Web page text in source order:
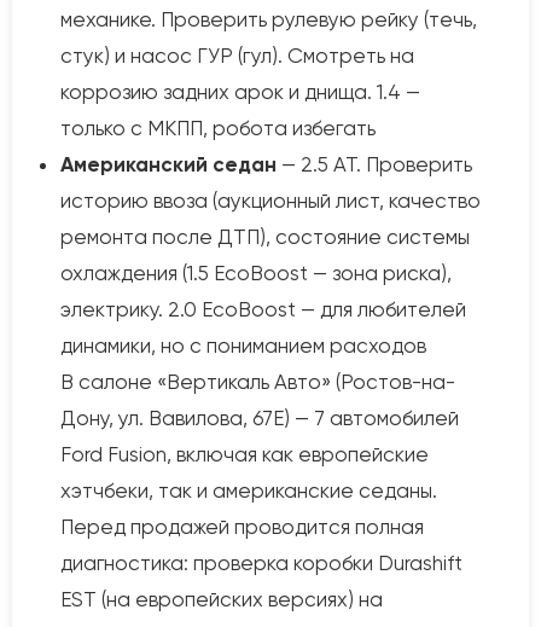
механике. Проверить рулевую рейку (течь,
стук) и насос ГУР (гул). Смотреть на
коррозию задних арок и днища. 1.4 —
только с МКПП, робота избегать
Американский седан — 2.5 AT. Проверить
историю ввоза (аукционный лист, качество
ремонта после ДТП), состояние системы
охлаждения (1.5 EcoBoost — зона риска),
электрику. 2.0 EcoBoost — для любителей
динамики, но с пониманием расходов
В салоне «Вертикаль Авто» (Ростов-на-
Дону, ул. Вавилова, 67Е) — 7 автомобилей
Ford Fusion, включая как европейские
хэтчбеки, так и американские седаны.
Перед продажей проводится полная
диагностика: проверка коробки Durashift
EST (на европейских версиях) на